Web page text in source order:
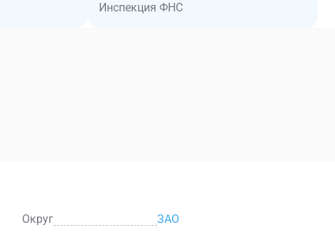
Инспекция ФНС
Округ ЗАО